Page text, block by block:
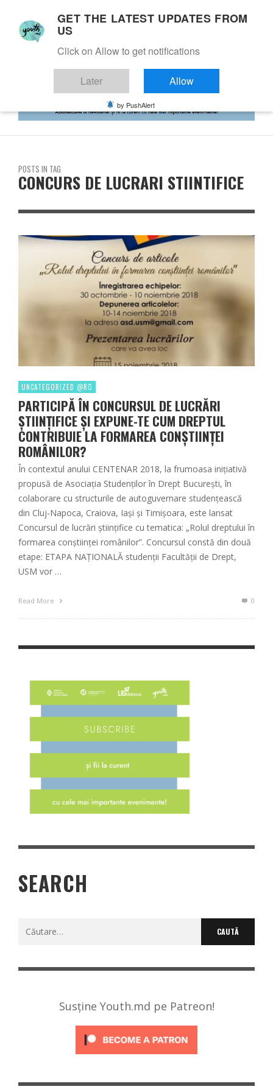
POSTS IN TAG
CONCURS DE LUCRARI STIINTIFICE
UNCATEGORIZED @RO
PARTICIPĂ ÎN CONCURSUL DE LUCRĂRI
ȘTIINȚIFICE ȘI EXPUNE-TE CUM DREPTUL
CONTRIBUIE LA FORMAREA CONȘTIINȚEI
ROMÂNILOR?
În contextul anului CENTENAR 2018, la frumoasa inițiativă
propusă de Asociația Studenților în Drept București, în
colaborare cu structurile de autoguvernare studențească
din Cluj-Napoca, Craiova, Iași și Timișoara, este lansat
Concursul de lucrări științifice cu tematica: „Rolul dreptului în
formarea conștiinței românilor”. Concursul constă din două
etape: ETAPA NAȚIONALĂ studenții Facultății de Drept,
USM vor …
Read More 0
SEARCH
Caută
Susține Youth.md pe Patreon!
GET THE LATEST UPDATES FROM
US
Click on Allow to get notifications
Later Allow
by PushAlert